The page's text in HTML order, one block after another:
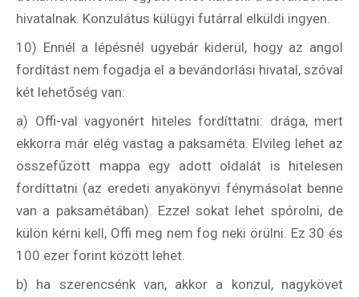
hivatalnak. Konzulátus külügyi futárral elküldi ingyen.
10) Ennél a lépésnél ugyebár kiderül, hogy az angol
fordítást nem fogadja el a bevándorlási hivatal, szóval
két lehetőség van:
a) Offi-val vagyonért hiteles fordíttatni: drága, mert
ekkorra már elég vastag a paksaméta. Elvileg lehet az
összefűzött mappa egy adott oldalát is hitelesen
fordíttatni (az eredeti anyakönyvi fénymásolat benne
van a paksamétában). Ezzel sokat lehet spórolni, de
külön kérni kell, Offi meg nem fog neki örülni. Ez 30 és
100 ezer forint között lehet.
b) ha szerencsénk van, akkor a konzul, nagykövet